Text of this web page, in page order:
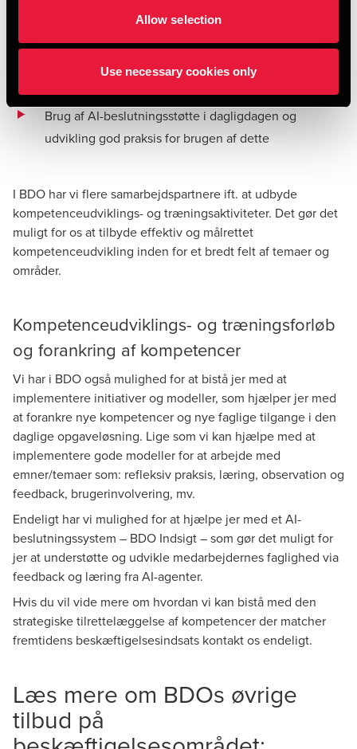
Allow selection
Use necessary cookies only
Fremtidens registreringspraksis
Brug af AI-beslutningsstøtte i dagligdagen og
udvikling god praksis for brugen af dette
I BDO har vi flere samarbejdspartnere ift. at udbyde
kompetenceudviklings- og træningsaktiviteter. Det gør det
muligt for os at tilbyde effektiv og målrettet
kompetenceudvikling inden for et bredt felt af temaer og
områder.
Kompetenceudviklings- og træningsforløb
og forankring af kompetencer
Vi har i BDO også mulighed for at bistå jer med at
implementere initiativer og modeller, som hjælper jer med
at forankre nye kompetencer og nye faglige tilgange i den
daglige opgaveløsning. Lige som vi kan hjælpe med at
implementere gode modeller for at arbejde med
emner/temaer som: refleksiv praksis, læring, observation og
feedback, brugerinvolvering, mv.
Endeligt har vi mulighed for at hjælpe jer med et AI-
beslutningssystem – BDO Indsigt – som gør det muligt for
jer at understøtte og udvikle medarbejdernes faglighed via
feedback og læring fra AI-agenter.
Hvis du vil vide mere om hvordan vi kan bistå med den
strategiske tilrettelæggelse af kompetencer der matcher
fremtidens beskæftigelsesindsats kontakt os endeligt.
Læs mere om BDOs øvrige
tilbud på